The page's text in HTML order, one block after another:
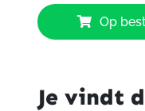
Yamaha
Sport
ruitje
MT-
Op
Je vindt